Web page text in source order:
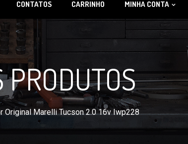
CONTATOS CARRINHO MINHA CONTA
PRODUTOS
Original Marelli Tucson 2.0 16v Iwp228